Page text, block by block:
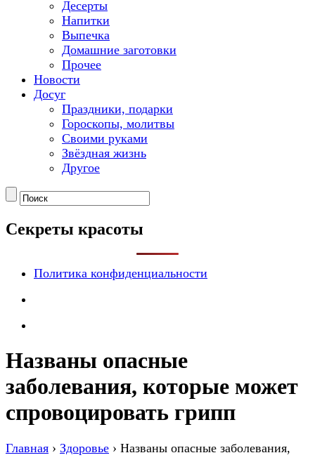
Десерты
Напитки
Выпечка
Домашние заготовки
Прочее
Новости
Досуг
Праздники, подарки
Гороскопы, молитвы
Своими руками
Звёздная жизнь
Другое
Секреты красоты
Политика конфиденциальности
Названы опасные
заболевания, которые может
спровоцировать грипп
Главная › Здоровье › Названы опасные заболевания,